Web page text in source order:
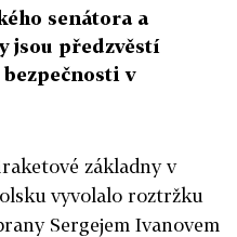
senátora a
jsou předzvěstí
v
základny v
vyvolalo roztržku
Sergejem Ivanovem